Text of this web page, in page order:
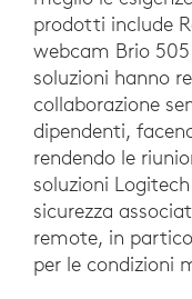
prodotti include
webcam Brio
soluzioni hanno
collaborazione
dipendenti,
rendendo le
soluzioni
sicurezza
remote, in
per le condizioni